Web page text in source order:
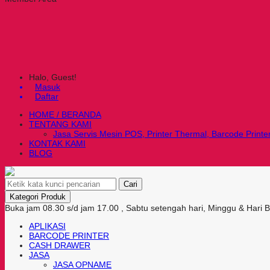
Halo, Guest!
Masuk
Daftar
HOME / BERANDA
TENTANG KAMI
Jasa Servis Mesin POS, Printer Thermal, Barcode
KONTAK KAMI
BLOG
Cari
Kategori Produk
Buka jam 08.30 s/d jam 17.00 , Sabtu setengah hari, Minggu & Hari
APLIKASI
BARCODE PRINTER
CASH DRAWER
JASA
JASA OPNAME